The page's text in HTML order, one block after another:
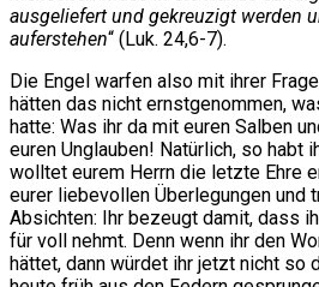
ausgeliefert und gekreuzigt werden
auferstehen“ (Luk. 24,6-7).
Die Engel warfen also mit ihrer
hätten das nicht ernstgenommen,
hatte: Was ihr da mit euren Salben
euren Unglauben! Natürlich, so habt
wolltet eurem Herrn die letzte Ehre
eurer liebevollen Überlegungen und
Absichten: Ihr bezeugt damit, dass
für voll nehmt. Denn wenn ihr den
hättet, dann würdet ihr jetzt nicht so